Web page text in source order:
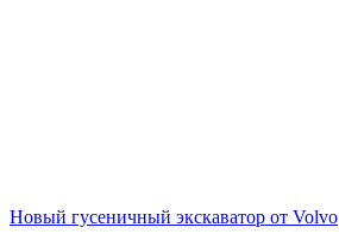
Новый гусеничный экскаватор от Volvo